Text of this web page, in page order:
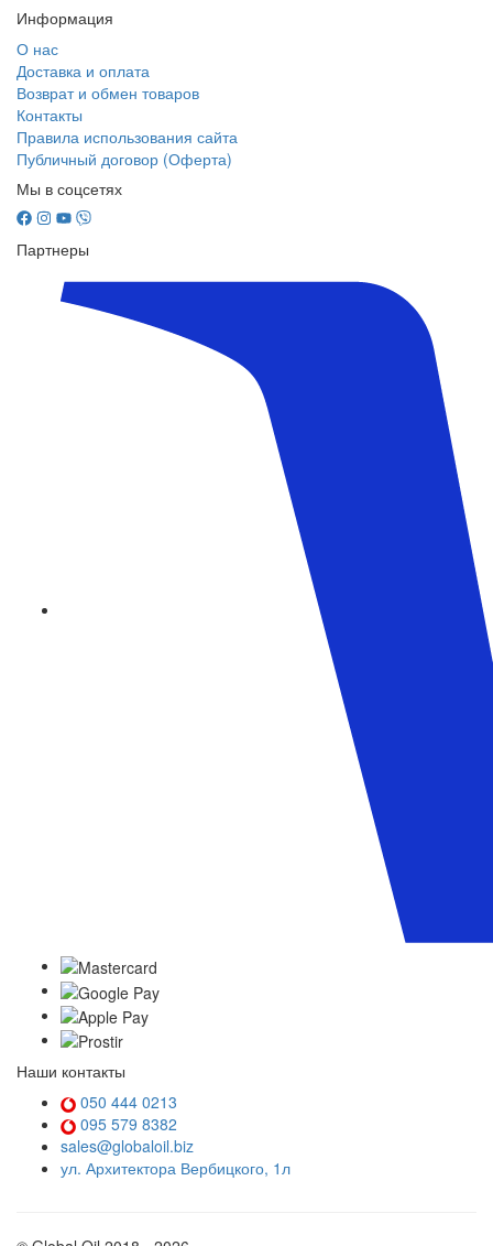
Информация
О нас
Доставка и оплата
Возврат и обмен товаров
Контакты
Правила использования сайта
Публичный договор (Оферта)
Мы в соцсетях
Партнеры
Наши контакты
050 444 0213
095 579 8382
sales@globaloil.biz
ул. Архитектора Вербицкого, 1л